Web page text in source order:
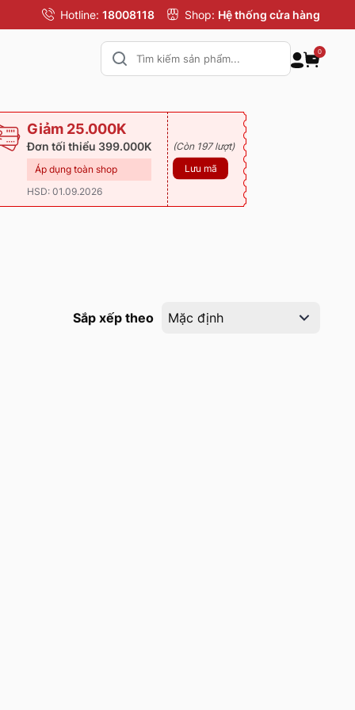
Hotline: 18008118 Shop: Hệ thống cửa hàng
0
Giảm 25.000K
Đơn tối thiểu 399.000K
Áp dụng toàn shop
HSD: 01.09.2026
(Còn 197 lượt)
Lưu mã
Sắp xếp theo Mặc định